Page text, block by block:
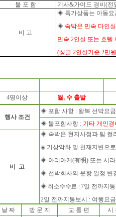
불 포 함
기사&가이드 경비 (전
비 고
◈ 특가상품는 아동
◈ 숙박은 민숙 다인실
민숙 2인실 또는 호텔
(싱글 2인실기준 2만
4명이상 월, 수 출발
행사 조건
◈ 포함 사항 : 왕복 선박요금
◈ 불포함사항 : 기타 개인경
비 고
◈ 숙박은 현지사정과 팀 컬
◈ 기상악화 및 천재지변으
◈ 아리아케 (有明) 또는 시
◈ 선박회사의 운항 일정 변
◈ 취소수수료 : 7일 전까지
2일 전까지통보시 : 여행요
날 짜
방 문 지 교 통 편 시